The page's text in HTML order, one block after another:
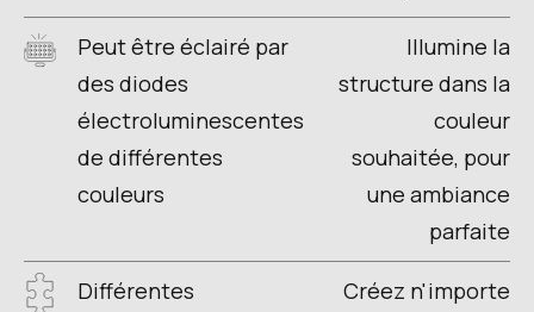
Peut être éclairé par
des diodes
électroluminescentes
de différentes
couleurs
Illumine la
structure dans la
couleur
souhaitée, pour
une ambiance
parfaite
Différentes
Créez n'importe